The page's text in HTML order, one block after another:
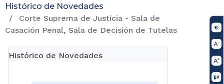
Histórico de Novedades
Corte Suprema de Justicia - Sala de
Casación Penal, Sala de Decisión de Tutelas
Histórico de Novedades